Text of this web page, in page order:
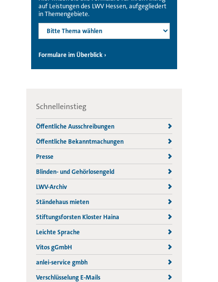
auf Leistungen des LWV Hessen, aufgegliedert
in Themengebiete.
Formulare im Überblick ›
Schnelleinstieg
Öffentliche Ausschreibungen
Öffentliche Bekanntmachungen
Presse
Blinden- und Gehörlosengeld
LWV-Archiv
Ständehaus mieten
Stiftungsforsten Kloster Haina
Leichte Sprache
Vitos gGmbH
anlei-service gmbh
Verschlüsselung E-Mails